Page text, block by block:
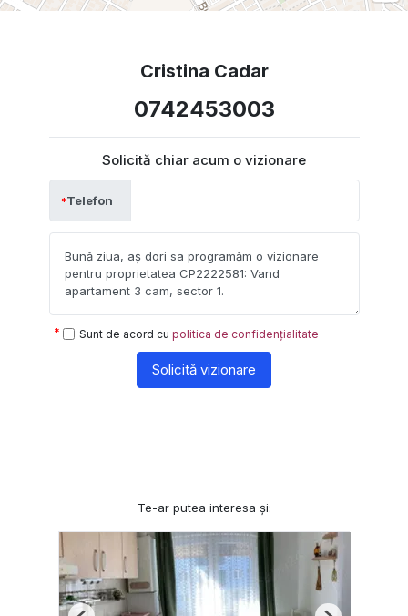
Cristina Cadar
0742453003
Solicită chiar acum o vizionare
Telefon
Sunt de acord cu politica de confidențialitate
Solicită vizionare
Te-ar putea interesa și: